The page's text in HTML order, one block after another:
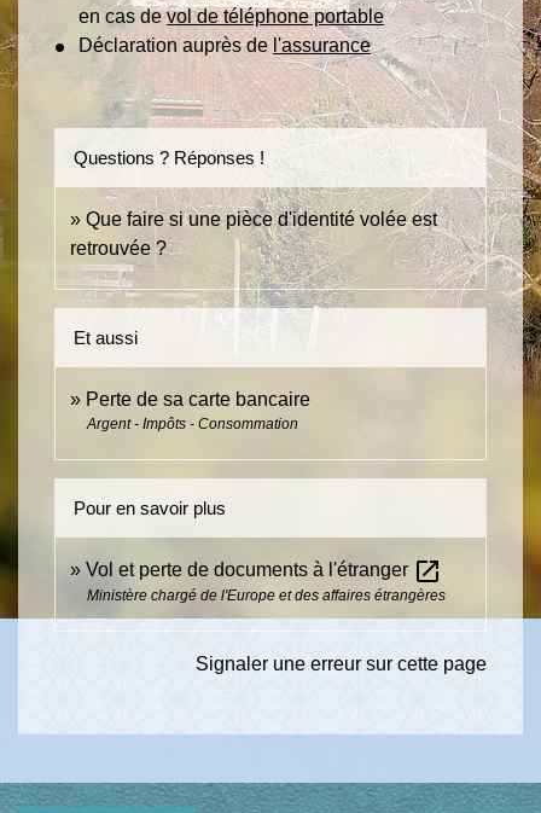
en cas devol de téléphone portable
Déclaration auprès de l'assurance
Questions ? Réponses !
Que faire si une pièce d'identité volée est
retrouvée ?
Et aussi
Perte de sa carte bancaire
Argent - Impôts - Consommation
Pour en savoir plus
Vol et perte de documents à l'étranger open_in_new
Ministère chargé de l'Europe et des affaires étrangères
Signaler une erreur sur cette page